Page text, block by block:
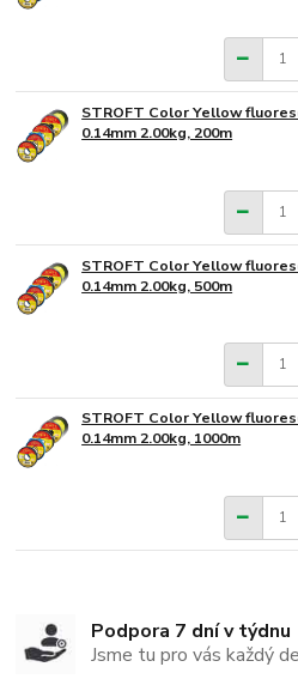
STROFT Color Yellow
0.14mm 2.00kg, 200m
STROFT Color Yellow
0.14mm 2.00kg, 500m
STROFT Color Yellow
0.14mm 2.00kg, 1000m
Podpora 7 dní v týdnu
Jsme tu pro vás každý